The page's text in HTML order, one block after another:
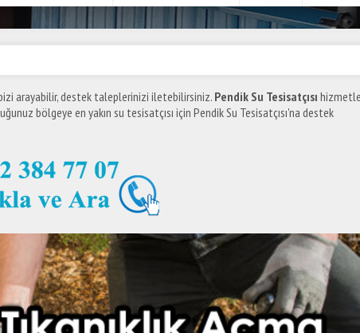
arayabilir, destek taleplerinizi iletebilirsiniz. Pendik Su Tesisatçısı
bölgeye en yakın su tesisatçısı için Pendik Su Tesisatçısı'na destek